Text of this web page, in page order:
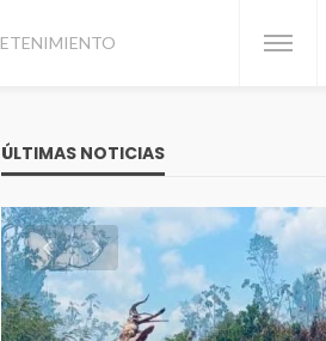
ÚLTIMAS NOTICIAS